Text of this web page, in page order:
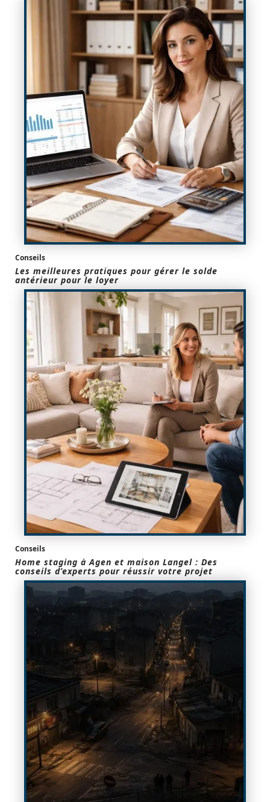
Conseils
Les meilleures pratiques pour gérer le solde
antérieur pour le loyer
Conseils
Home staging à Agen et maison Langel : Des
conseils d’experts pour réussir votre projet